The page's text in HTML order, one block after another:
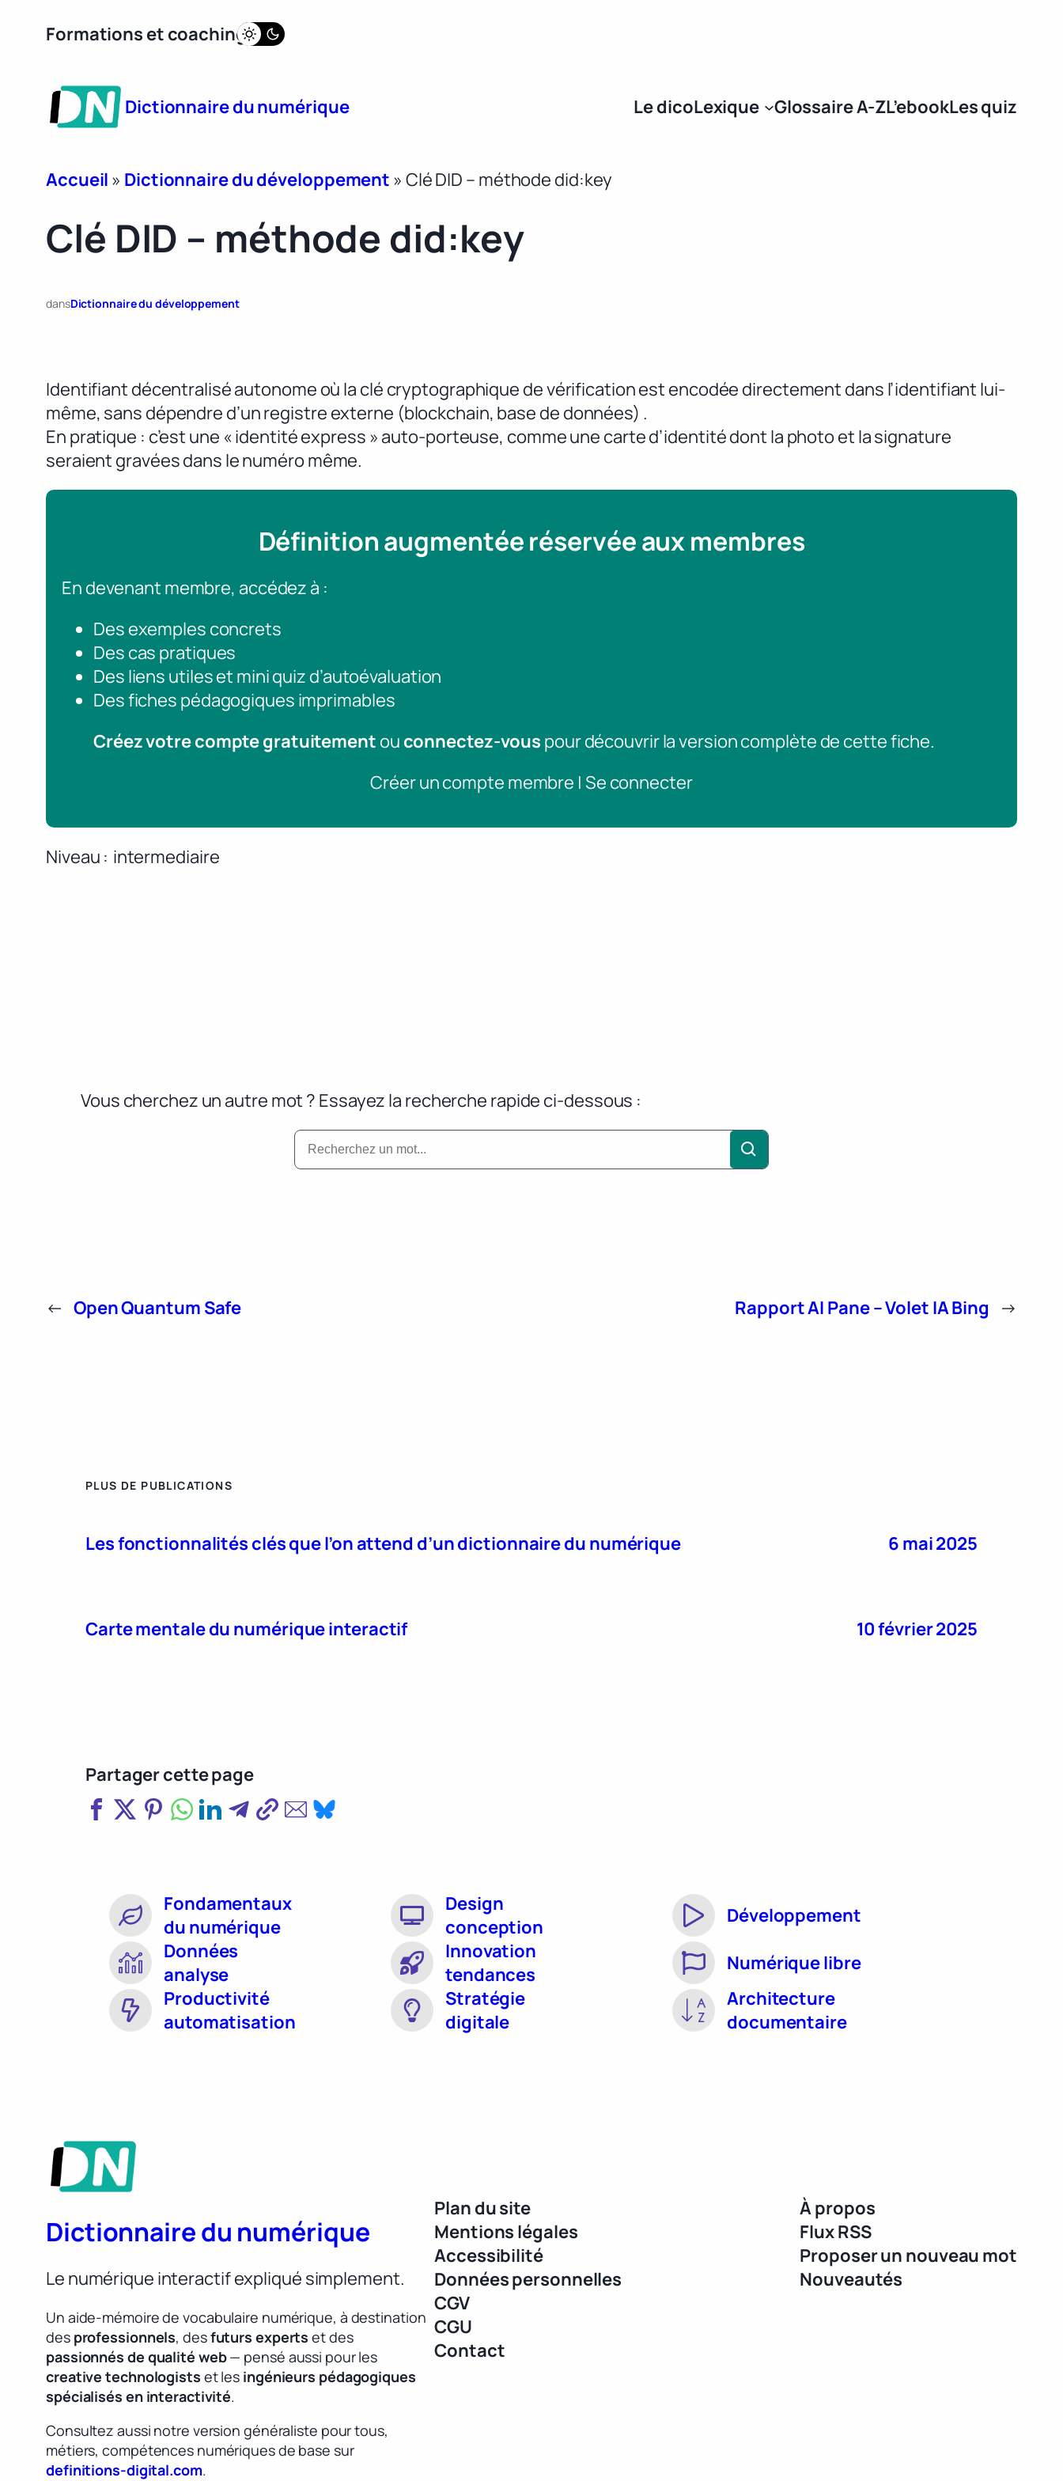
Formations et coaching
Dictionnaire du numérique Le dicoLexique Glossaire A-ZL’ebookLes quiz
Accueil » Dictionnaire du développement » Clé DID – méthode did:key
Clé DID – méthode did:key
dansDictionnaire du développement
Identifiant décentralisé autonome où la clé cryptographique de vérification est encodée directement dans l’identifiant lui-
même, sans dépendre d’un registre externe (blockchain, base de données) .
En pratique : c’est une « identité express » auto-porteuse, comme une carte d’identité dont la photo et la signature
seraient gravées dans le numéro même.
Définition augmentée réservée aux membres
En devenant membre, accédez à :
Des exemples concrets
Des cas pratiques
Des liens utiles et mini quiz d’autoévaluation
Des fiches pédagogiques imprimables
Créez votre compte gratuitement ou connectez-vous pour découvrir la version complète de cette fiche.
Créer un compte membre | Se connecter
Niveau intermediaire
Vous cherchez un autre mot ? Essayez la recherche rapide ci-dessous :
← Open Quantum Safe Rapport AI Pane – Volet IA Bing →
PLUS DE PUBLICATIONS
Les fonctionnalités clés que l’on attend d’un dictionnaire du numérique 6 mai 2025
Carte mentale du numérique interactif 10 février 2025
Partager cette page
Fondamentaux
du numérique
Design
conception
Développement
Données
analyse
Innovation
tendances
Numérique libre
Productivité
automatisation
Stratégie
digitale
Architecture
documentaire
Dictionnaire du numérique
Le numérique interactif expliqué simplement.
Un aide-mémoire de vocabulaire numérique, à destination
des professionnels, desfuturs experts et des
passionnés de qualité web— pensé aussi pour les
creative technologists et les ingénieurs pédagogiques
spécialisés en interactivité.
Consultez aussi notre version généraliste pour tous,
métiers, compétences numériques de base sur
definitions-digital.com.
Plan du site
Mentions légales
Accessibilité
Données personnelles
CGV
CGU
Contact
À propos
Flux RSS
Proposer un nouveau mot
Nouveautés